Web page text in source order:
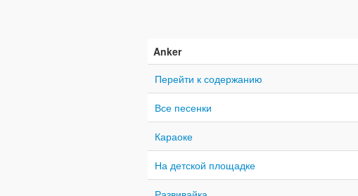
Anker
Перейти к содержанию
Все песенки
Караоке
На детской площадке